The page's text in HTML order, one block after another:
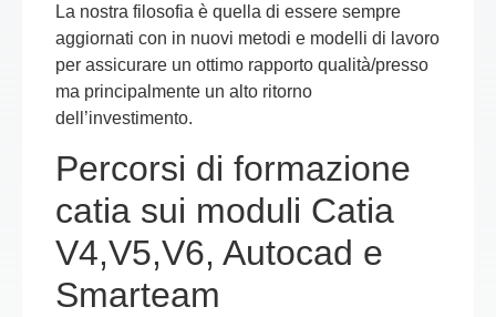
La nostra filosofia è quella di essere sempre
aggiornati con in nuovi metodi e modelli di lavoro
per assicurare un ottimo rapporto qualità/presso
ma principalmente un alto ritorno
dell’investimento.
Percorsi di formazione
catia sui moduli Catia
V4,V5,V6, Autocad e
Smarteam